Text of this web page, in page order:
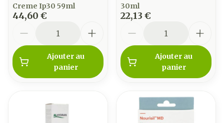
Creme Ip30 59ml
44,60 €
Ajouter au
panier
30ml
22,13 €
Ajouter au
panier